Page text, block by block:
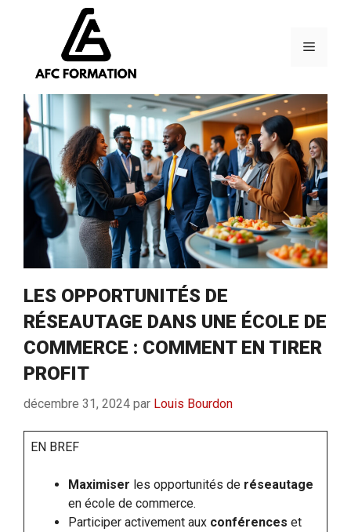
Menu
LES OPPORTUNITÉS DE
RÉSEAUTAGE DANS UNE ÉCOLE DE
COMMERCE : COMMENT EN TIRER
PROFIT
décembre 31, 2024 par Louis Bourdon
EN BREF
Maximiser les opportunités de réseautage
en école de commerce.
Participer activement aux conférences et